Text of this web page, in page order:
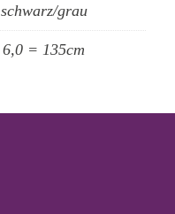
schwarz/grau
6,0 = 135cm